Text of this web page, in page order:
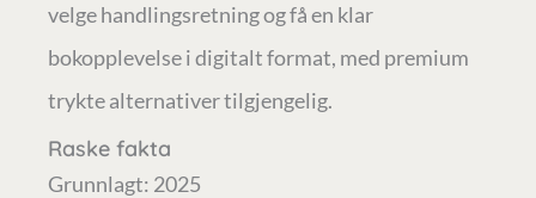
velge handlingsretning og få en klar
bokopplevelse i digitalt format, med premium
trykte alternativer tilgjengelig.
Raske fakta
Grunnlagt: 2025